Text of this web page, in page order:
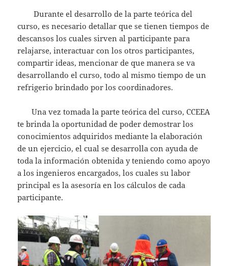
Durante el desarrollo de la parte teórica del
curso, es necesario detallar que se tienen tiempos de
descansos los cuales sirven al participante para
relajarse, interactuar con los otros participantes,
compartir ideas, mencionar de que manera se va
desarrollando el curso, todo al mismo tiempo de un
refrigerio brindado por los coordinadores.
Una vez tomada la parte teórica del curso, CCEEA
te brinda la oportunidad de poder demostrar los
conocimientos adquiridos mediante la elaboración
de un ejercicio, el cual se desarrolla con ayuda de
toda la información obtenida y teniendo como apoyo
a los ingenieros encargados, los cuales su labor
principal es la asesoría en los cálculos de cada
participante.